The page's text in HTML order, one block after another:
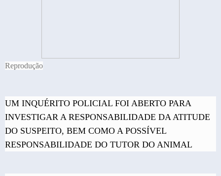
Reprodução
UM INQUÉRITO POLICIAL FOI ABERTO PARA
INVESTIGAR A RESPONSABILIDADE DA ATITUDE
DO SUSPEITO, BEM COMO A POSSÍVEL
RESPONSABILIDADE DO TUTOR DO ANIMAL